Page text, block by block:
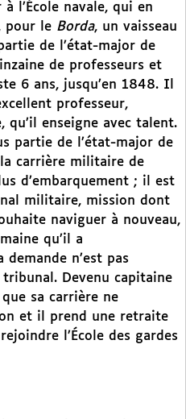
l’École navale, qui en
pour le Borda, un vaisseau
de l’état-major de
de professeurs et
6 ans, jusqu’en 1848. Il
professeur,
qu’il enseigne avec talent.
partie de l’état-major de
la carrière militaire de
d’embarquement ; il est
militaire, mission dont
naviguer à nouveau,
qu’il a
n’est pas
Devenu capitaine
sa carrière ne
et il prend une retraite
l’École des gardes